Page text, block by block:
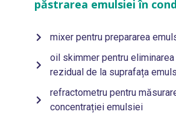
păstrarea emulsiei în
mixer pentru prepararea
oil skimmer pentru
rezidual de la suprafața
refractometru pentru
concentrației emulsiei